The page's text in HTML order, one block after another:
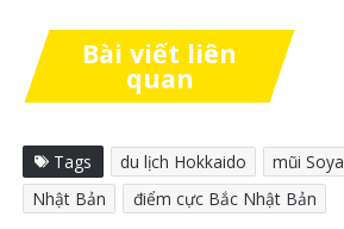
Bài viết liên
quan
Tags du lịch Hokkaido mũi Soya
Nhật Bản
điểm cực Bắc Nhật Bản